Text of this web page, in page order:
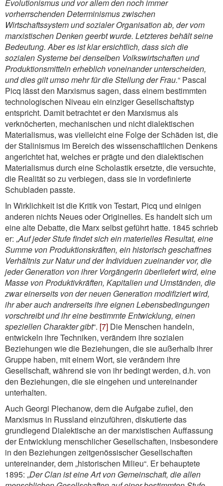
Evolutionismus und vor allem den noch immer
vorherrschenden Determinismus zwischen
Wirtschaftssystem und sozialer Organisation ab, der vom
marxistischen Denken geerbt wurde. Letzteres behält seine
Bedeutung. Aber es ist klar ersichtlich, dass sich die
sozialen Systeme bei denselben Volkswirtschaften und
Produktionsmitteln erheblich voneinander unterscheiden,
und dies gilt umso mehr für die Stellung der Frau.“ Pascal
Picq lässt den Marxismus sagen, dass einem bestimmten
technologischen Niveau ein einziger Gesellschaftstyp
entspricht. Damit betrachtet er den Marxismus als
verknöcherten, mechanischen und nicht dialektischen
Materialismus, was vielleicht eine Folge der Schäden ist, die
der Stalinismus im Bereich des wissenschaftlichen Denkens
angerichtet hat, welches er prägte und den dialektischen
Materialismus durch eine Scholastik ersetzte, die versuchte,
die Realität so zu verbiegen, dass sie in vordefinierte
Schubladen passte.
In Wirklichkeit ist die Kritik von Testart, Picq und einigen
anderen nichts Neues oder Originelles. Es handelt sich um
eine alte Debatte, die Marx selbst geführt hatte. 1845 schrieb
er: „Auf jeder Stufe findet sich ein materielles Resultat, eine
Summe von Produktionskräften, ein historisch geschaffnes
Verhältnis zur Natur und der Individuen zueinander vor, die
jeder Generation von ihrer Vorgängerin überliefert wird, eine
Masse von Produktivkräften, Kapitalien und Umständen, die
zwar einerseits von der neuen Generation modifiziert wird,
ihr aber auch andrerseits ihre eignen Lebensbedingungen
vorschreibt und ihr eine bestimmte Entwicklung, einen
speziellen Charakter gibt“. [7] Die Menschen handeln,
entwickeln ihre Techniken, verändern ihre sozialen
Beziehungen wie die Beziehungen, die sie außerhalb ihrer
Gruppe haben, mit einem Wort, sie verändern ihre
Gesellschaft, während sie von ihr bedingt werden, d.h. von
den Beziehungen, die sie eingehen und untereinander
unterhalten.
Auch Georgi Plechanow, dem die Aufgabe zufiel, den
Marxismus in Russland einzuführen, diskutierte das
grundlegend Dialektische an der marxistischen Auffassung
der Entwicklung menschlicher Gesellschaften, insbesondere
in den Beziehungen zeitgenössischer Gesellschaften
untereinander, dem „historischen Milieu“. Er behauptete
1895: „Der Clan ist eine Art von Gemeinschaft, die allen